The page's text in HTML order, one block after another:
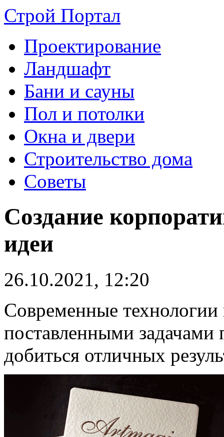
Строй Портал
Проектирование
Ландшафт
Бани и сауны
Пол и потолки
Окна и двери
Строительство дома
Советы
Создание
идеи
26.10.2021, 12:20
Современные технологии
поставленными
добиться отличных